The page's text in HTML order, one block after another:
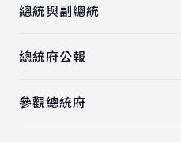
總統與副總統
總統府公報
參觀總統府